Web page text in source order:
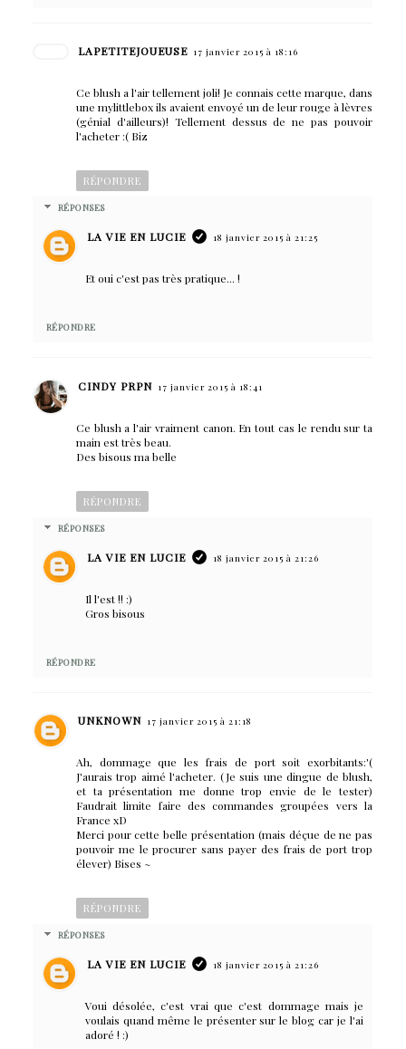
LAPETITEJOUEUSE 17 janvier 2015 à 18:16
Ce blush a l'air tellement joli! Je connais cette marque, dans
une mylittlebox ils avaient envoyé un de leur rouge à lèvres
(génial d'ailleurs)! Tellement dessus de ne pas pouvoir
l'acheter :( Biz
RÉPONDRE
RÉPONSES
LA VIE EN LUCIE 18 janvier 2015 à 21:25
Et oui c'est pas très pratique... !
RÉPONDRE
CINDY PRPN 17 janvier 2015 à 18:41
Ce blush a l'air vraiment canon. En tout cas le rendu sur ta
main est très beau.
Des bisous ma belle
RÉPONDRE
RÉPONSES
LA VIE EN LUCIE 18 janvier 2015 à 21:26
Il l'est !! :)
Gros bisous
RÉPONDRE
UNKNOWN 17 janvier 2015 à 21:18
Ah, dommage que les frais de port soit exorbitants:'(
J'aurais trop aimé l'acheter. (Je suis une dingue de blush,
et ta présentation me donne trop envie de le tester)
Faudrait limite faire des commandes groupées vers la
France xD
Merci pour cette belle présentation (mais déçue de ne pas
pouvoir me le procurer sans payer des frais de port trop
élever) Bises ~
RÉPONDRE
RÉPONSES
LA VIE EN LUCIE 18 janvier 2015 à 21:26
Voui désolée, c'est vrai que c'est dommage mais je
voulais quand même le présenter sur le blog car je l'ai
adoré ! :)